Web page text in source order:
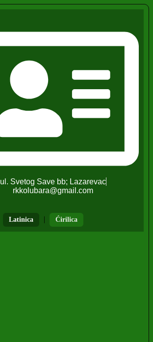
ul. Svetog Save bb; Lazarevac
rkkolubara@gmail.com
Latinica | Ćirilica